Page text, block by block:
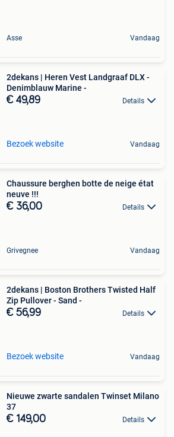
Asse Vandaag
2dekans | Heren Vest Landgraaf DLX -
Denimblauw Marine -
€ 49,89 Details
Bezoek website Vandaag
Chaussure berghen botte de neige état
neuve !!!
€ 36,00 Details
Grivegnee Vandaag
2dekans | Boston Brothers Twisted Half
Zip Pullover - Sand -
€ 56,99 Details
Bezoek website Vandaag
Nieuwe zwarte sandalen Twinset Milano
37
€ 149,00 Details